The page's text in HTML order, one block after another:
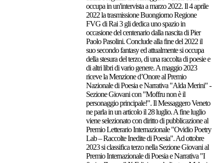
occupa in un'intervista a marzo 2022. Il 4 aprile
2022 la trasmissione Buongiorno Regione
FVG di Rai 3 gli dedica uno spazio in
occasione del centenario dalla nascita di Pier
Paolo Pasolini. Conclude alla fine del 2022 il
suo secondo fantasy ed attualmente si occupa
della stesura del terzo, di una raccolta di poesie e
di altri libri di vario genere. A maggio 2023
riceve la Menzione d’Onore al Premio
Nazionale di Poesia e Narrativa "Alda Merini" -
Sezione Giovani con "Moffru non è il
personaggio principale!". Il Messaggero Veneto
ne parla in un articolo il 28 luglio. A fine luglio
viene selezionato con diritto di pubblicazione al
Premio Letterario Internazionale "Ovidio Poetry
Lab – Raccolte Inedite di Poesia". Ad ottobre
2023 si classifica terzo nella Sezione Giovani al
Premio Internazionale di Poesia e Narrativa "I